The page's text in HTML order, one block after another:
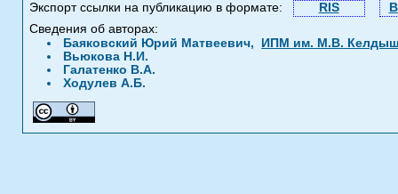
Экспорт ссылки на публикацию в формате:
RIS
Сведения об авторах:
Баяковский Юрий Матвеевич,
ИПМ им. М.В.
Вьюкова Н.И.
Галатенко В.А.
Ходулев А.Б.